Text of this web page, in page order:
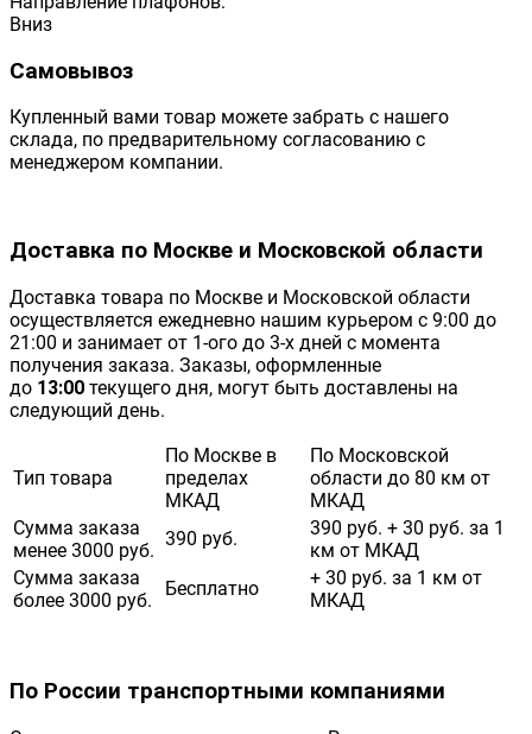
Вниз
Самовывоз
Купленный вами товар можете забрать с нашего
склада, по предварительному согласованию с
менеджером компании.
Доставка по Москве и Московской области
Доставка товара по Москве и Московской области
осуществляется ежедневно нашим курьером с 9:00 до
21:00 и занимает от 1-ого до 3-х дней с момента
получения заказа. Заказы, оформленные
до 13:00 текущего дня, могут быть доставлены на
следующий день.
Тип товара
По Москве в
пределах
МКАД
По Московской
области до 80 км от
МКАД
Сумма заказа
менее 3000 руб.
390 руб.
390 руб. + 30 руб. за 1
км от МКАД
Сумма заказа
более 3000 руб.
Бесплатно
+ 30 руб. за 1 км от
МКАД
По России транспортными компаниями